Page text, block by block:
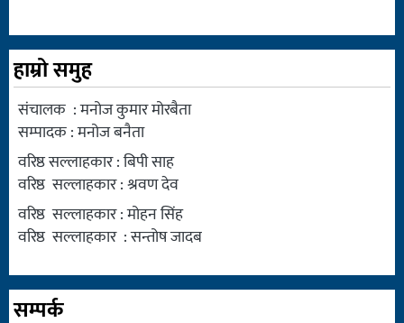
हाम्रो समुह
संचालक : मनोज कुमार मोरबैता
सम्पादक : मनोज बनैता
वरिष्ठ सल्लाहकार : बिपी साह
वरिष्ठ सल्लाहकार : श्रवण देव
वरिष्ठ सल्लाहकार : मोहन सिंह
वरिष्ठ सल्लाहकार : सन्तोष जादब
सम्पर्क